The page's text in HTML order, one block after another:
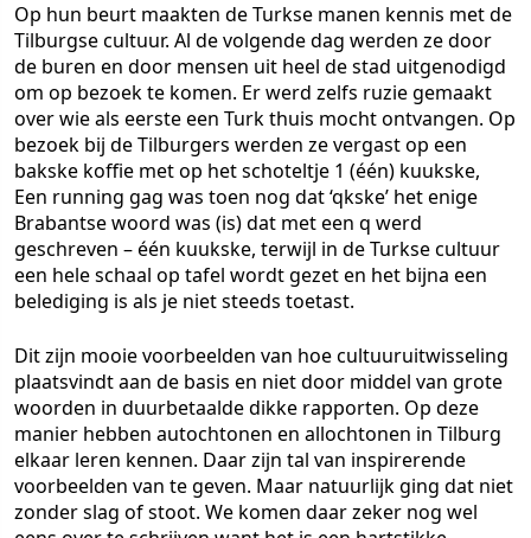
Op hun beurt maakten de Turkse manen kennis met de
Tilburgse cultuur. Al de volgende dag werden ze door
de buren en door mensen uit heel de stad uitgenodigd
om op bezoek te komen. Er werd zelfs ruzie gemaakt
over wie als eerste een Turk thuis mocht ontvangen. Op
bezoek bij de Tilburgers werden ze vergast op een
bakske koffie met op het schoteltje 1 (één) kuukske,
Een running gag was toen nog dat ‘qkske’ het enige
Brabantse woord was (is) dat met een q werd
geschreven – één kuukske, terwijl in de Turkse cultuur
een hele schaal op tafel wordt gezet en het bijna een
belediging is als je niet steeds toetast.
Dit zijn mooie voorbeelden van hoe cultuuruitwisseling
plaatsvindt aan de basis en niet door middel van grote
woorden in duurbetaalde dikke rapporten. Op deze
manier hebben autochtonen en allochtonen in Tilburg
elkaar leren kennen. Daar zijn tal van inspirerende
voorbeelden van te geven. Maar natuurlijk ging dat niet
zonder slag of stoot. We komen daar zeker nog wel